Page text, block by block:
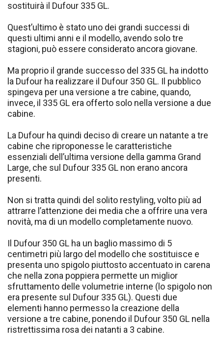
sostituirà il Dufour 335 GL.
Quest’ultimo è stato uno dei grandi successi di
questi ultimi anni e il modello, avendo solo tre
stagioni, può essere considerato ancora giovane.
Ma proprio il grande successo del 335 GL ha indotto
la Dufour ha realizzare il Dufour 350 GL. Il pubblico
spingeva per una versione a tre cabine, quando,
invece, il 335 GL era offerto solo nella versione a due
cabine.
La Dufour ha quindi deciso di creare un natante a tre
cabine che riproponesse le caratteristiche
essenziali dell’ultima versione della gamma Grand
Large, che sul Dufour 335 GL non erano ancora
presenti.
Non si tratta quindi del solito restyling, volto più ad
attrarre l’attenzione dei media che a offrire una vera
novità, ma di un modello completamente nuovo.
Il Dufour 350 GL ha un baglio massimo di 5
centimetri più largo del modello che sostituisce e
presenta uno spigolo piuttosto accentuato in carena
che nella zona poppiera permette un miglior
sfruttamento delle volumetrie interne (lo spigolo non
era presente sul Dufour 335 GL). Questi due
elementi hanno permesso la creazione della
versione a tre cabine, ponendo il Dufour 350 GL nella
ristrettissima rosa dei natanti a 3 cabine.